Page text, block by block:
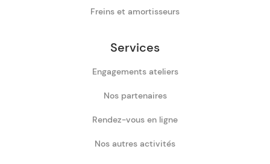
Freins et amortisseurs
Services
Engagements ateliers
Nos partenaires
Rendez-vous en ligne
Nos autres activités